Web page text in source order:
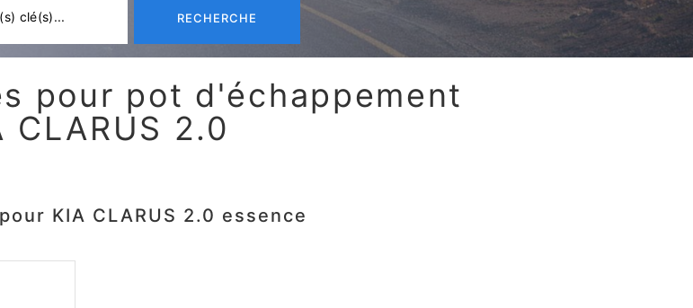
RECHERCHE
pour pot d'échappement
CLARUS 2.0
KIA CLARUS 2.0 essence